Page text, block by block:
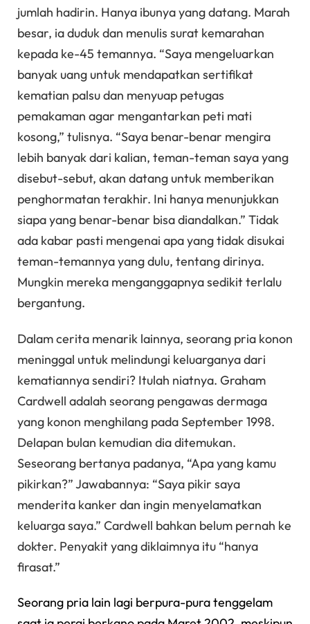
jumlah hadirin. Hanya ibunya yang datang. Marah
besar, ia duduk dan menulis surat kemarahan
kepada ke-45 temannya. “Saya mengeluarkan
banyak uang untuk mendapatkan sertifikat
kematian palsu dan menyuap petugas
pemakaman agar mengantarkan peti mati
kosong,” tulisnya. “Saya benar-benar mengira
lebih banyak dari kalian, teman-teman saya yang
disebut-sebut, akan datang untuk memberikan
penghormatan terakhir. Ini hanya menunjukkan
siapa yang benar-benar bisa diandalkan.” Tidak
ada kabar pasti mengenai apa yang tidak disukai
teman-temannya yang dulu, tentang dirinya.
Mungkin mereka menganggapnya sedikit terlalu
bergantung.
Dalam cerita menarik lainnya, seorang pria konon
meninggal untuk melindungi keluarganya dari
kematiannya sendiri? Itulah niatnya. Graham
Cardwell adalah seorang pengawas dermaga
yang konon menghilang pada September 1998.
Delapan bulan kemudian dia ditemukan.
Seseorang bertanya padanya, “Apa yang kamu
pikirkan?” Jawabannya: “Saya pikir saya
menderita kanker dan ingin menyelamatkan
keluarga saya.” Cardwell bahkan belum pernah ke
dokter. Penyakit yang diklaimnya itu “hanya
firasat.”
Seorang pria lain lagi berpura-pura tenggelam